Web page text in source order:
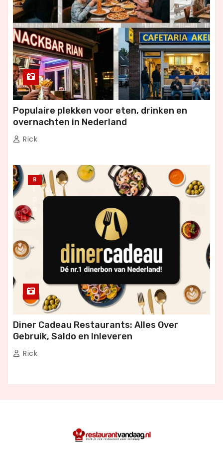
Populaire plekken voor eten, drinken en
overnachten in Nederland
Rick
B
L
O
G
Diner Cadeau Restaurants: Alles Over
Gebruik, Saldo en Inleveren
Rick